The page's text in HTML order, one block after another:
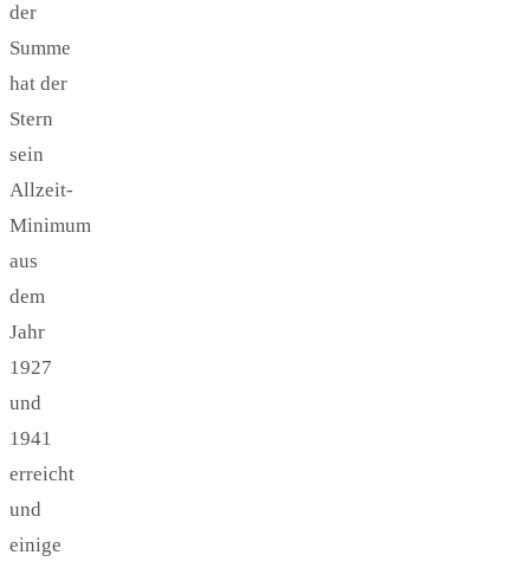
der
Summe
hat der
Stern
sein
Allzeit-
Minimum
aus
dem
Jahr
1927
und
1941
erreicht
und
einige